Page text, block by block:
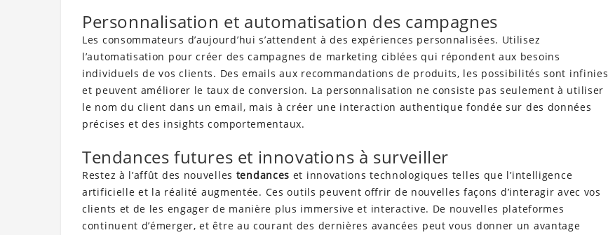
Personnalisation et automatisation des campagnes
Les consommateurs d’aujourd’hui s’attendent à des expériences personnalisées. Utilisez
l’automatisation pour créer des campagnes de marketing ciblées qui répondent aux besoins
individuels de vos clients. Des emails aux recommandations de produits, les possibilités sont infinies
et peuvent améliorer le taux de conversion. La personnalisation ne consiste pas seulement à utiliser
le nom du client dans un email, mais à créer une interaction authentique fondée sur des données
précises et des insights comportementaux.
Tendances futures et innovations à surveiller
Restez à l’affût des nouvelles tendances et innovations technologiques telles que l’intelligence
artificielle et la réalité augmentée. Ces outils peuvent offrir de nouvelles façons d’interagir avec vos
clients et de les engager de manière plus immersive et interactive. De nouvelles plateformes
continuent d’émerger, et être au courant des dernières avancées peut vous donner un avantage